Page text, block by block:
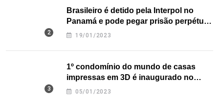
Brasileiro é detido pela Interpol no
Panamá e pode pegar prisão perpétua
nos EUA
19/01/2023
1º condomínio do mundo de casas
impressas em 3D é inaugurado no
Texas
05/01/2023